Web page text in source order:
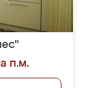
п.м.